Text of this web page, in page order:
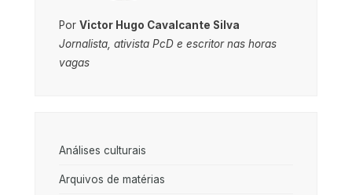
Por Victor Hugo Cavalcante Silva
Jornalista, ativista PcD e escritor nas horas
vagas
Análises culturais
Arquivos de matérias